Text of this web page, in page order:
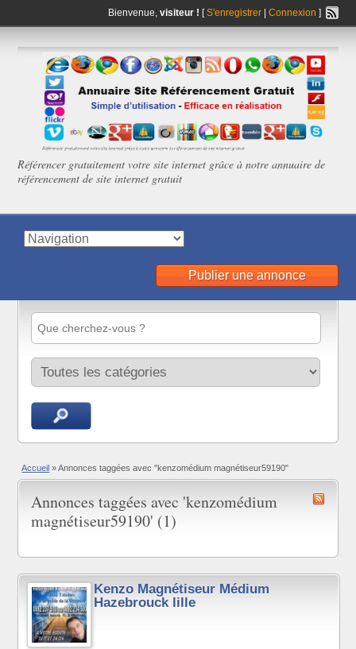
Bienvenue, visiteur ! [S'enregistrer| Connexion ]
Référencer gratuitement votre site internet grâce à notre annuaire de
référencement de site internet gratuit
Publier une annonce
Accueil » Annonces taggées avec "kenzomédium magnétiseur59190"
Annonces taggées avec 'kenzomédium
magnétiseur59190' (1)
Kenzo Magnétiseur Médium
Hazebrouck lille